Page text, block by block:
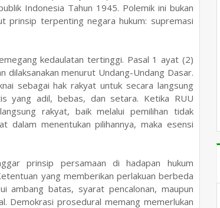
Indonesia Tahun 1945. Polemik ini bukan
prinsip terpenting negara hukum: supremasi
kedaulatan tertinggi. Pasal 1 ayat (2)
menurut Undang-Undang Dasar.
sebagai hak rakyat untuk secara langsung
yang adil, bebas, dan setara. Ketika RUU
rakyat, baik melalui pemilihan tidak
dalam menentukan pilihannya, maka esensi
prinsip persamaan di hadapan hukum
yang memberikan perlakuan berbeda
ambang batas, syarat pencalonan, maupun
Demokrasi prosedural memang memerlukan